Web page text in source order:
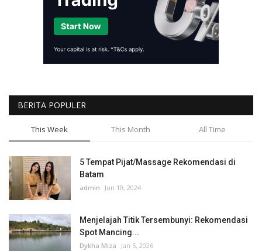
BERITA POPULER
This Week This Month All Time
5 Tempat Pijat/Massage Rekomendasi di
Batam
admin Jun 10, 2024
Menjelajah Titik Tersembunyi: Rekomendasi
Spot Mancing...
Dykha Miza Jan 5, 2026